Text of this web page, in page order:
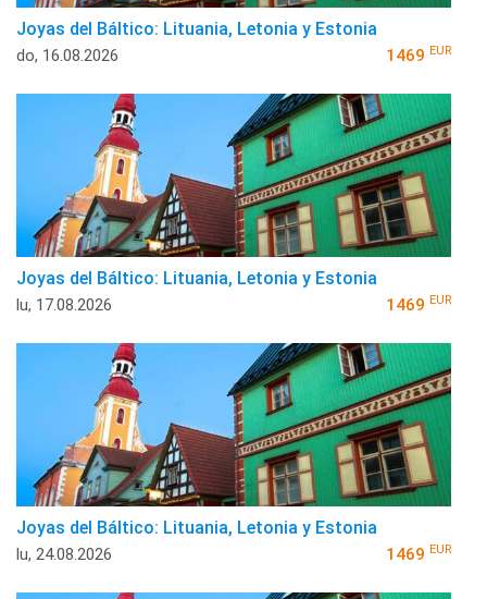
Joyas del Báltico: Lituania, Letonia y Estonia
do, 16.08.2026 1469 EUR
Joyas del Báltico: Lituania, Letonia y Estonia
lu, 17.08.2026 1469 EUR
Joyas del Báltico: Lituania, Letonia y Estonia
lu, 24.08.2026 1469 EUR